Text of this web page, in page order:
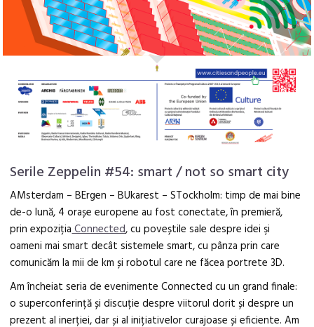
Serile Zeppelin #54: smart / not so smart city
AMsterdam – BErgen – BUkarest – STockholm: timp de mai bine
de-o lună, 4 orașe europene au fost conectate, în premieră,
prin expozițiaConnected, cu poveștile sale despre idei şi
oameni mai smart decât sistemele smart, cu pânza prin care
comunicăm la mii de km și robotul care ne făcea portrete 3D.
Am încheiat seria de evenimente Connected cu un grand finale:
o superconferință și discuție despre viitorul dorit și despre un
prezent al inerției, dar și al inițiativelor curajoase și eficiente. Am